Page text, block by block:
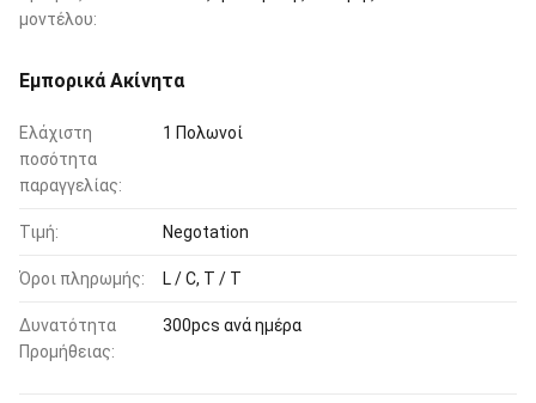
μοντέλου:
Εμπορικά Ακίνητα
Ελάχιστη
ποσότητα
παραγγελίας:
1 Πολωνοί
Τιμή: Negotation
Όροι πληρωμής: L / C, T / T
Δυνατότητα
Προμήθειας:
300pcs ανά ημέρα